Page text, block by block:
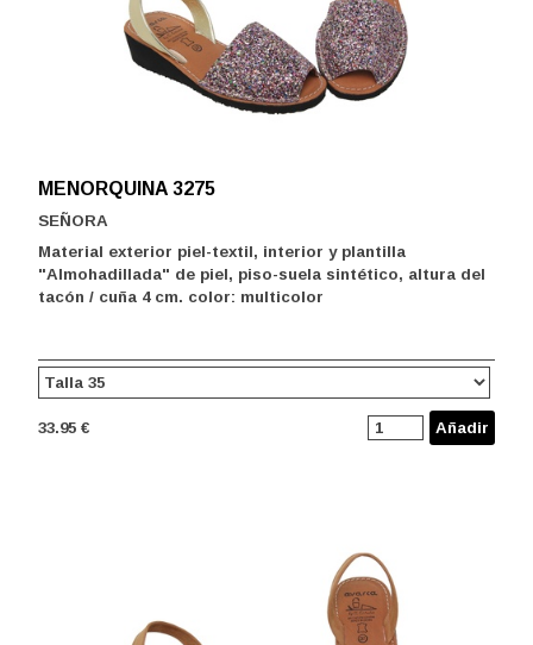
MENORQUINA 3275
SEÑORA
Material exterior piel-textil, interior y plantilla
"Almohadillada" de piel, piso-suela sintético, altura del
tacón / cuña 4 cm. color: multicolor
33.95 € Añadir